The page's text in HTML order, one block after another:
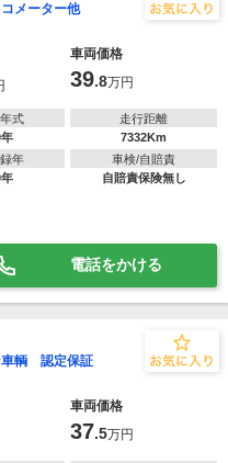
メーター他
車両価格
39.8万円
式
走行距離
7332Km
年
車検/自賠責
自賠責保険無し
電話をかける
車輌 認定保証
車両価格
37.5万円